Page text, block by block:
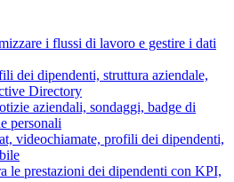
i flussi di lavoro e gestire i dati
dei dipendenti, struttura aziendale,
Directory
aziendali, sondaggi, badge di
personali
videochiamate, profili dei dipendenti,
le prestazioni dei dipendenti con KPI,